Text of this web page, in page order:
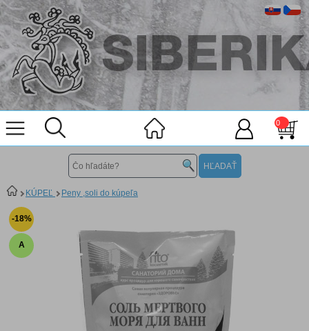
0
KÚPEĽ Peny ,soli do kúpeľa
-18%
A